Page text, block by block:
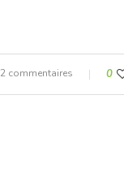
2 commentaires 0